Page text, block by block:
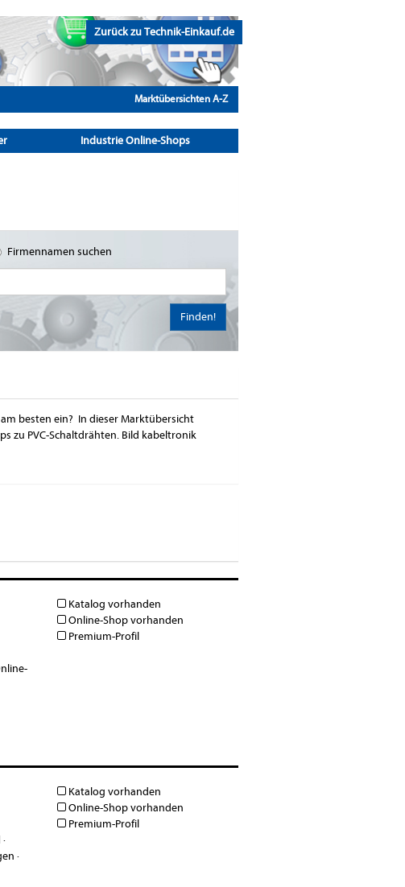
Zurück zu Technik-Einkauf.de
Marktübersichten A-Z
Industrie Online-Shops
Firmennamen suchen
Finden!
besten ein? In dieser Marktübersicht
zu PVC-Schaltdrähten. Bild kabeltronik
Katalog vorhanden
Online-Shop vorhanden
Premium-Profil
·
·
Katalog vorhanden
Online-Shop vorhanden
Premium-Profil